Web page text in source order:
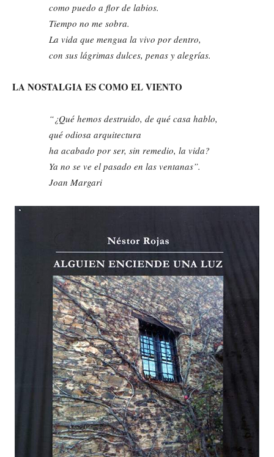
como puedo a flor de labios.
Tiempo no me sobra.
La vida que mengua la vivo por dentro,
con sus lágrimas dulces, penas y alegrías.
LA NOSTALGIA ES COMO EL VIENTO
“¿Qué hemos destruido, de qué casa hablo,
qué odiosa arquitectura
ha acabado por ser, sin remedio, la vida?
Ya no se ve el pasado en las ventanas”.
Joan Margari